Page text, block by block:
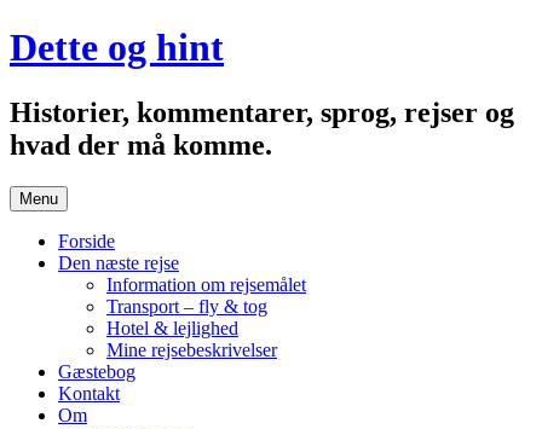
Hop
til
Dette og hint
Historier, kommentarer, sprog, rejser og
hvad der må komme.
Menu
Forside
Den næste rejse
Information om rejsemålet
Transport – fly & tog
Hotel & lejlighed
Mine rejsebeskrivelser
Gæstebog
Kontakt
Om